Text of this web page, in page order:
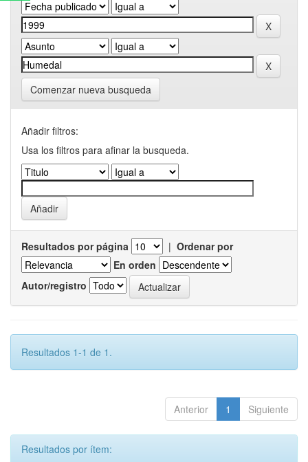
Comenzar nueva busqueda
Añadir filtros:
Usa los filtros para afinar la busqueda.
Resultados por página | Ordenar por
En orden
Autor/registro
Resultados 1-1 de 1.
Anterior 1 Siguiente
Resultados por ítem: